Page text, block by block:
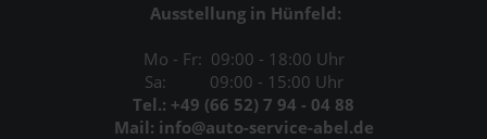
Ausstellung in Hünfeld:
Mo - Fr: 09:00 - 18:00 Uhr
Sa: 09:00 - 15:00 Uhr
Tel.: +49 (66 52) 7 94 - 04 88
Mail: info@auto-service-abel.de